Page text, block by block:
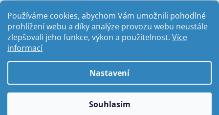
Používáme cookies, abychom Vám umožnili pohodlné
prohlížení webu a díky analýze provozu webu neustále
zlepšovali jeho funkce, výkon a použitelnost. Více
informací
Nastavení
Souhlasím
EAN : 8590875025168
Copyright 2026ABC-TOPENI.CZ. Všechna práva vyhrazena.